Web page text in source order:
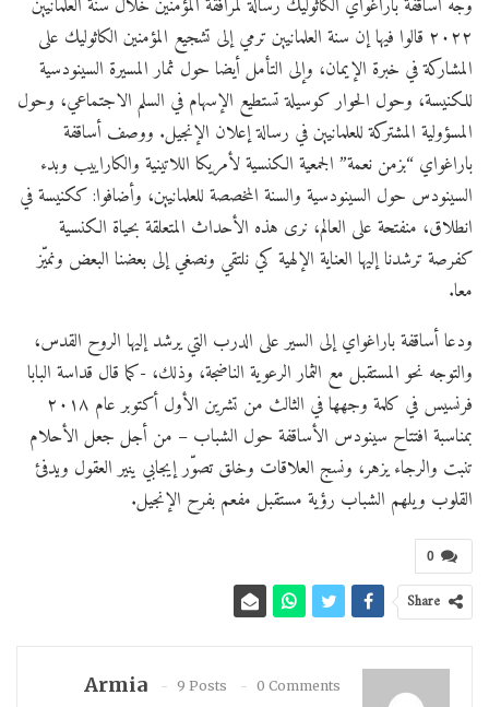
٢٠٢٢ قالوا فيها إن سنة العلمانيين ترمي إلى تشجيع المؤمنين الكاثوليك على
المشاركة في خبرة الإيمان، وإلى التأمل أيضا حول ثمار المسيرة السينودسية
للكنيسة، وحول الحوار كوسيلة تستطيع الإسهام في السلم الاجتماعي، وحول
المسؤولية المشتركة للعلمانيين في رسالة إعلان الإنجيل. ووصف أساقفة
باراغواي “بزمن نعمة” الجمعية الكنسية لأمريكا اللاتينية والكاراييب وبدء
السينودس حول السينودسية والسنة المخصصة للعلمانيين، وأضافوا: ككنيسة في
انطلاق، منفتحة على العالم، نرى هذه الأحداث المتعلقة بحياة الكنسية
كفرصة ترشدنا إليها العناية الإلهية كي نلتقي ونصغي إلى بعضنا البعض ونميّز
معا.
ودعا أساقفة باراغواي إلى السير على الدرب التي يرشد إليها الروح القدس،
والتوجه نحو المستقبل مع الثمار الرعوية الناضجة، وذلك، -كما قال قداسة البابا
فرنسيس في كلمة وجهها في الثالث من تشرين الأول أكتوبر عام ٢٠١٨
بمناسبة افتتاح سينودس الأساقفة حول الشباب – من أجل جعل الأحلام
تنبت والرجاء يزهر، ونسج العلاقات وخلق تصوّر إيجابي ينير العقول ويدفئ
القلوب ويلهم الشباب رؤية مستقبل مفعم بفرح الإنجيل.
0
Share
Armia 9 Posts 0 Comments